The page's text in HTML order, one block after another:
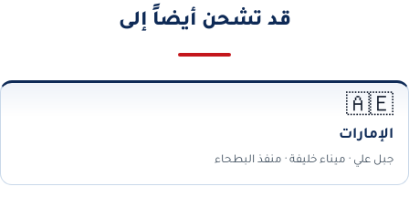
قد تشحن أيضاً إلى
🇦🇪
الإمارات
جبل علي · ميناء خليفة · منفذ البطحاء